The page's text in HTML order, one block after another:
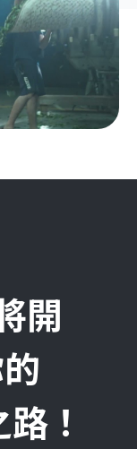
開
！